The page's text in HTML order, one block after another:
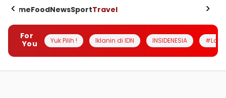
HomeFoodNewsSportTravel
For
You
Yuk Pilih ! Iklanin di IDN INSIDENESIA